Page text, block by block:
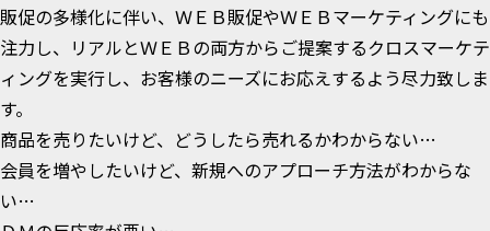
販促の多様化に伴い、ＷＥＢ販促やＷＥＢマーケティングにも
注力し、リアルとＷＥＢの両方からご提案するクロスマーケテ
ィングを実行し、お客様のニーズにお応えするよう尽力致しま
す。
商品を売りたいけど、どうしたら売れるかわからない…
会員を増やしたいけど、新規へのアプローチ方法がわからな
い…